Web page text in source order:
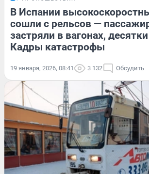
В Испании
сошли с рельсов —
застряли в вагонах,
Кадры катастрофы
19 января, 2026, 08:41 3 132 Обсудить